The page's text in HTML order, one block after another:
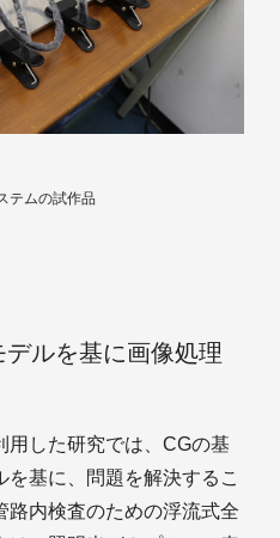
テムの試作品
ルを基に画像処理
用した研究では、CGの基
基に、問題を解決するこ
路内検査のための浮流式全